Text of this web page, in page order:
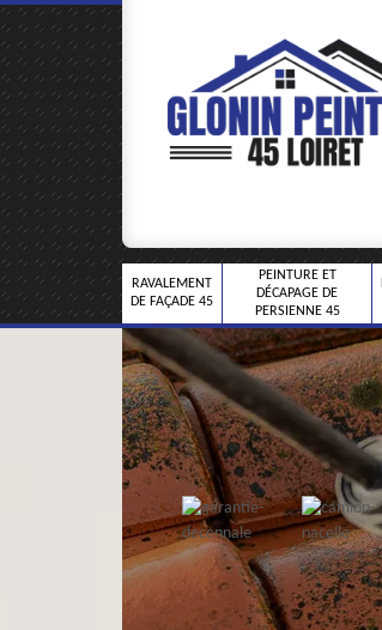
RAVALEMENT
DE FAÇADE 45
PEINTURE ET
DÉCAPAGE DE
PERSIENNE 45